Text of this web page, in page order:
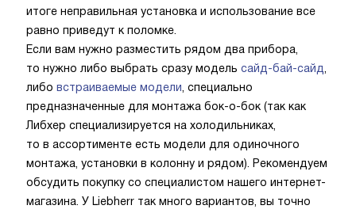
итоге неправильная установка и использование все
равно приведут к поломке.
Если вам нужно разместить рядом два прибора,
то нужно либо выбрать сразу модель сайд-бай-сайд,
либо встраиваемые модели, специально
предназначенные для монтажа бок-о-бок (так как
Либхер специализируется на холодильниках,
то в ассортименте есть модели для одиночного
монтажа, установки в колонну и рядом). Рекомендуем
обсудить покупку со специалистом нашего интернет-
магазина. У Liebherr так много вариантов, вы точно